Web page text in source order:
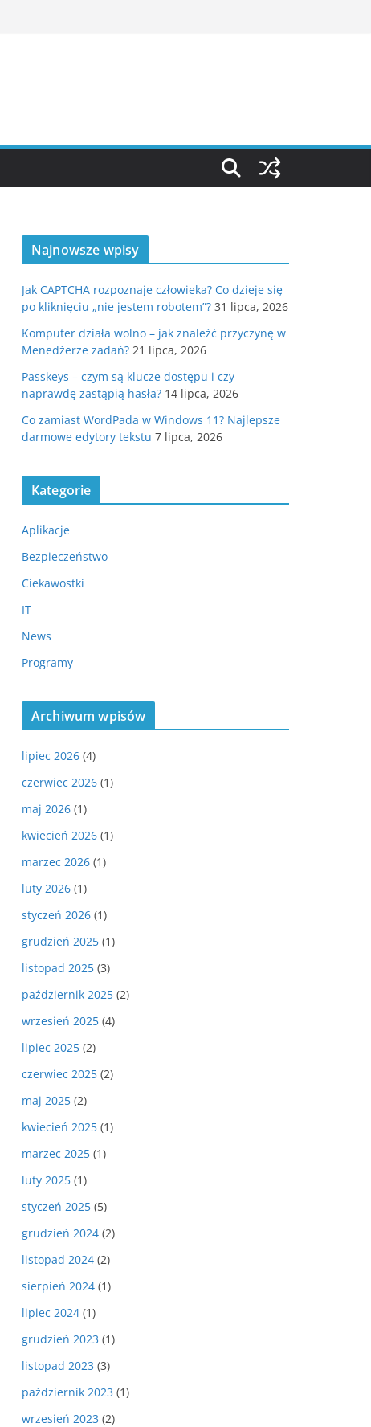
Najnowsze wpisy
Jak CAPTCHA rozpoznaje człowieka? Co dzieje się
po kliknięciu „nie jestem robotem”? 31 lipca, 2026
Komputer działa wolno – jak znaleźć przyczynę w
Menedżerze zadań? 21 lipca, 2026
Passkeys – czym są klucze dostępu i czy
naprawdę zastąpią hasła? 14 lipca, 2026
Co zamiast WordPada w Windows 11? Najlepsze
darmowe edytory tekstu 7 lipca, 2026
Kategorie
Aplikacje
Bezpieczeństwo
Ciekawostki
IT
News
Programy
Archiwum wpisów
lipiec 2026 (4)
czerwiec 2026 (1)
maj 2026 (1)
kwiecień 2026 (1)
marzec 2026 (1)
luty 2026 (1)
styczeń 2026 (1)
grudzień 2025 (1)
listopad 2025 (3)
październik 2025 (2)
wrzesień 2025 (4)
lipiec 2025 (2)
czerwiec 2025 (2)
maj 2025 (2)
kwiecień 2025 (1)
marzec 2025 (1)
luty 2025 (1)
styczeń 2025 (5)
grudzień 2024 (2)
listopad 2024 (2)
sierpień 2024 (1)
lipiec 2024 (1)
grudzień 2023 (1)
listopad 2023 (3)
październik 2023 (1)
wrzesień 2023 (2)